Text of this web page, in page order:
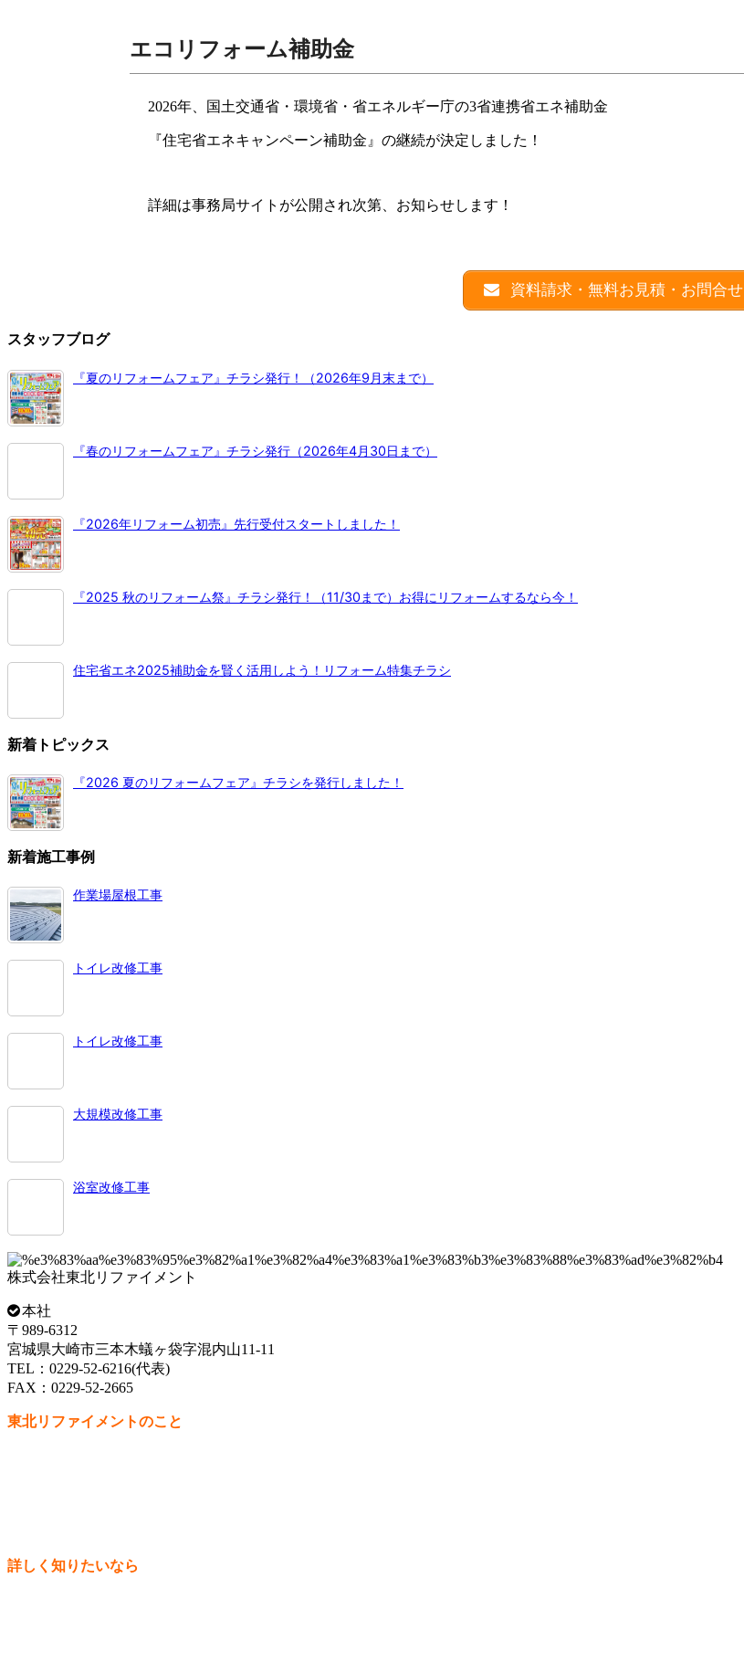
エコリフォーム補助金
2026年、国土交通省・環境省・省エネルギー庁の3省連携省エネ補助金
『住宅省エネキャンペーン補助金』の継続が決定しました！
詳細は事務局サイトが公開され次第、お知らせします！
資料請求・無料お見積・お問合せ
スタッフブログ
『夏のリフォームフェア』チラシ発行！（2026年9月末まで）
『春のリフォームフェア』チラシ発行（2026年4月30日まで）
『2026年リフォーム初売』先行受付スタートしました！
『2025 秋のリフォーム祭』チラシ発行！（11/30まで）お得にリフォームするなら今！
住宅省エネ2025補助金を賢く活用しよう！リフォーム特集チラシ
新着トピックス
『2026 夏のリフォームフェア』チラシを発行しました！
新着施工事例
作業場屋根工事
トイレ改修工事
トイレ改修工事
大規模改修工事
浴室改修工事
株式会社東北リファイメント
本社
〒989-6312
宮城県大崎市三本木蟻ヶ袋字混内山11-11
TEL：0229-52-6216(代表)
FAX：0229-52-2665
東北リファイメントのこと
詳しく知りたいなら